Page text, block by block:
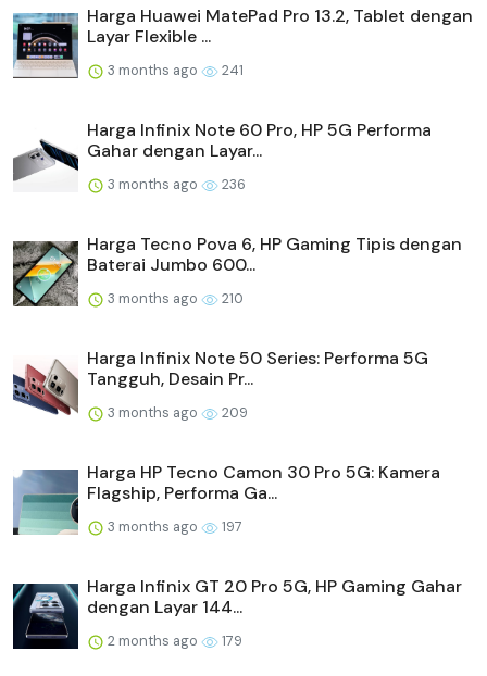
Harga Huawei MatePad Pro 13.2, Tablet dengan
Layar Flexible ...
3 months ago 241
Harga Infinix Note 60 Pro, HP 5G Performa
Gahar dengan Layar...
3 months ago 236
Harga Tecno Pova 6, HP Gaming Tipis dengan
Baterai Jumbo 600...
3 months ago 210
Harga Infinix Note 50 Series: Performa 5G
Tangguh, Desain Pr...
3 months ago 209
Harga HP Tecno Camon 30 Pro 5G: Kamera
Flagship, Performa Ga...
3 months ago 197
Harga Infinix GT 20 Pro 5G, HP Gaming Gahar
dengan Layar 144...
2 months ago 179